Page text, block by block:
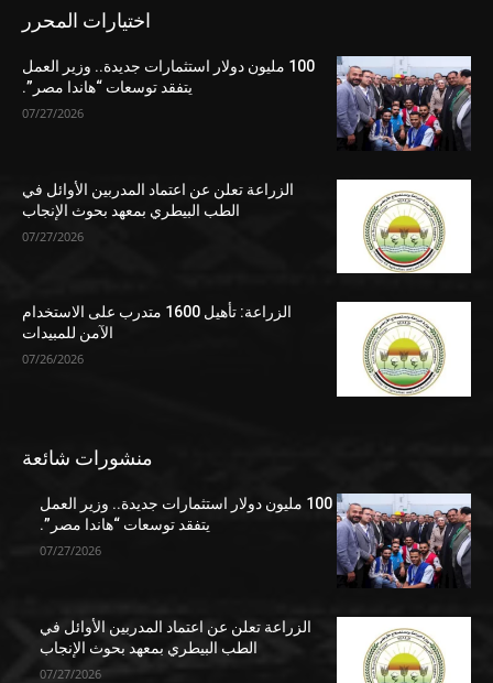
اختيارات المحرر
100 مليون دولار استثمارات جديدة.. وزير العمل
يتفقد توسعات “هاندا مصر”.
07/27/2026
الزراعة تعلن عن اعتماد المدربين الأوائل في
الطب البيطري بمعهد بحوث الإنجاب
07/27/2026
الزراعة: تأهيل 1600 متدرب على الاستخدام
الآمن للمبيدات
07/26/2026
منشورات شائعة
100 مليون دولار استثمارات جديدة.. وزير العمل
يتفقد توسعات “هاندا مصر”.
07/27/2026
الزراعة تعلن عن اعتماد المدربين الأوائل في
الطب البيطري بمعهد بحوث الإنجاب
07/27/2026